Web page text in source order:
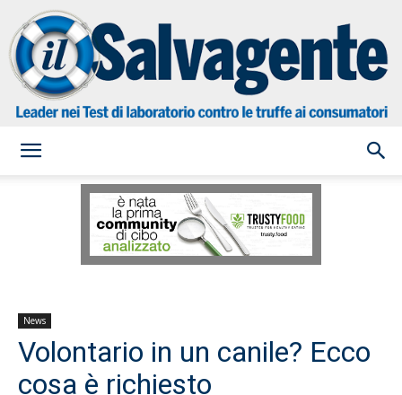
Salvagente
News
Volontario in un canile? Ecco
cosa è richiesto